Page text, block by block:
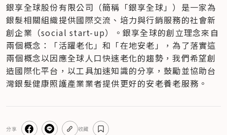
銀享全球股份有限公司（簡稱「銀享全球」）是一家為
銀髮相關組織提供國際交流、培力與行銷服務的社會新
創企業（social start-up）。銀享全球的創立理念來自
兩個概念：「活躍老化」和「在地安老」，為了落實這
兩個概念以因應全球人口快速老化的趨勢，我們希望創
造國際化平台，以工具加速知識的分享，鼓勵並協助台
灣銀髮健康照護產業業者提供更好的安老養老服務。
分享 收藏